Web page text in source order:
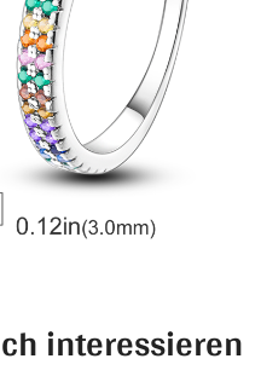
interessieren